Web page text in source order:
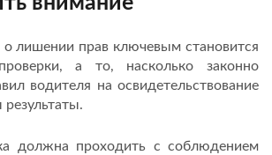
о лишении прав ключевым становится
а то, насколько законно
водителя на освидетельствование
должна проходить с соблюдением